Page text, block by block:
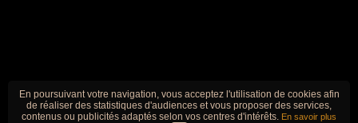
En poursuivant votre navigation, vous acceptez l'utilisation de cookies afin
de réaliser des statistiques d'audiences et vous proposer des services,
contenus ou publicités adaptés selon vos centres d'intérêts. En savoir plus